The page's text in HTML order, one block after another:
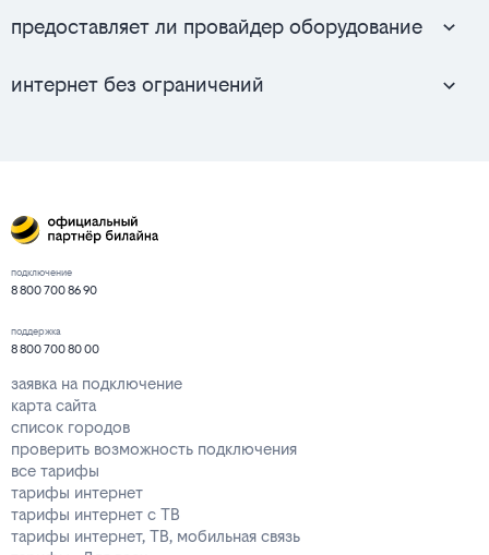
предоставляет ли провайдер оборудование
интернет без ограничений
подключение
8 800 700 86 90
поддержка
8 800 700 80 00
заявка на подключение
карта сайта
список городов
проверить возможность подключения
все тарифы
тарифы интернет
тарифы интернет с ТВ
тарифы интернет, ТВ, мобильная связь